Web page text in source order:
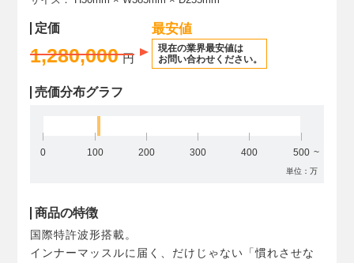
定価
1,280,000 円
最安値
現在の業界最安値は
お問い合わせください。
売価分布グラフ
0 100 200 300 400 500
単位：万
商品の特徴
国際特許波形搭載。
インナーマッスルに届く、だけじゃない「慣れさせな